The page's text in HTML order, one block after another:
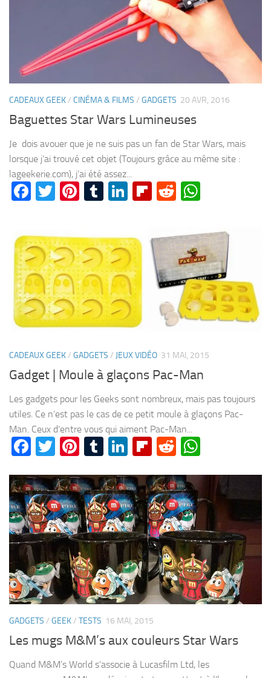
CADEAUX GEEK/ CINÉMA & FILMS / GADGETS 20 AVR, 2016
Baguettes Star Wars Lumineuses
Je dois avouer que je ne suis pas un fan de Star Wars, mais
lorsque j’ai trouvé cet objet (Toujours grâce au même site :
lageekerie.com), j’ai été assez...
Facebook
Twitter
Pinterest
Tumblr
LinkedIn
Flipboard
Reddit
CADEAUX GEEK/ GADGETS / JEUX VIDÉO 31 MAI, 2015
Gadget | Moule à glaçons Pac-Man
Les gadgets pour les Geeks sont nombreux, mais pas toujours
utiles. Ce n’est pas le cas de ce petit moule à glaçons Pac-
Man. Ceux d’entre vous qui aiment Pac-Man...
Facebook
Twitter
Pinterest
Tumblr
LinkedIn
Flipboard
Reddit
GADGETS / GEEK/ TESTS 16 MAI, 2015
Les mugs M&M’s aux couleurs Star Wars
Quand M&M’s World s’associe à Lucasfilm Ltd, les